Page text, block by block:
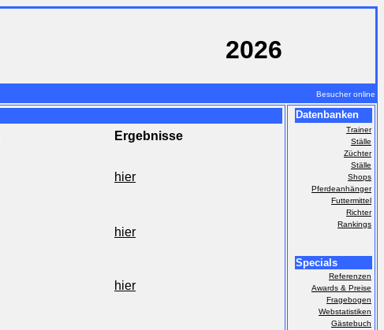
2026
Besucher online
Ergebnisse
hier
hier
hier
Datenbanken
Trainer
Ställe
Züchter
Ställe
Shops
Pferdeanhänger
Futtermittel
Richter
Rankings
Specials
Referenzen
Awards & Preise
Fragebogen
Webstatistiken
Gästebuch